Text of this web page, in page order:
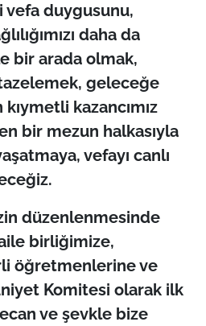
duygusunu,
daha da
bir arada olmak,
tazelemek, geleceğe
kazancımız
bir mezun halkasıyla
vefayı canlı
düzenlenmesinde
birliğimize,
öğretmenlerine ve
Komitesi olarak ilk
ve şevkle bize